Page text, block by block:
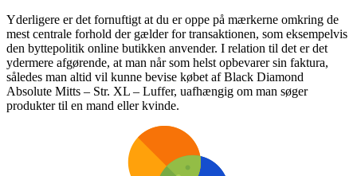
Yderligere er det fornuftigt at du er oppe på mærkerne omkring de
mest centrale forhold der gælder for transaktionen, som eksempelvis
den byttepolitik online butikken anvender. I relation til det er det
ydermere afgørende, at man når som helst opbevarer sin faktura,
således man altid vil kunne bevise købet af Black Diamond
Absolute Mitts – Str. XL – Luffer, uafhængig om man søger
produkter til en mand eller kvinde.